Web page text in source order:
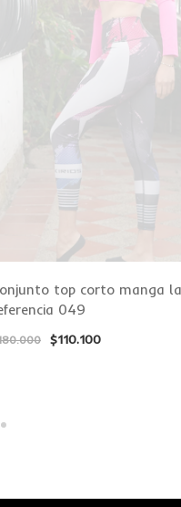
top corto manga
049
$110.100